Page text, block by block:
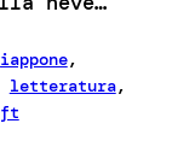
letteratura